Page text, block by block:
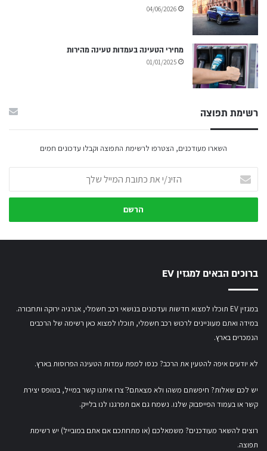
04/06/2026
מחירי הטעינה בעמדות טעינה מהירות
01/01/2025
רשימת תפוצה
השארו מעודכנים, הצטרפו לרשימת התפוצה וקבלו עדכונים חמים
את
כתובת
שלך
ברוכים הבאים למגזין EV
במגזין EV תוכלו למצוא חדשות ועדכונים בנושאי רכב חשמלי, אנרגיה ירוקה ותחבורה.
במידה ואתם מעוניינים לרכוש רכב חשמלי, תוכלו למצוא כאן רשימה של הרכבים
הנמכרים בארץ.
לא יודעים איפה להטעין את הרכב? כנסו למפת עמדות הטעינה הפרוסות בארץ.
יש לכם שאלות? חיפשתם משהו ולא מצאתם?ֿ צרו איתנו קשר במייל, בטופס יצירת
קשראובעמוד הפייסבוק שלנו. נשמח גם אם תפרגנו לנו בלייק.
רוצים להשאר מעודכנים? משמאלכם (או מתחתכם אם אתם במובייל) יש רשימת
תפוצה.